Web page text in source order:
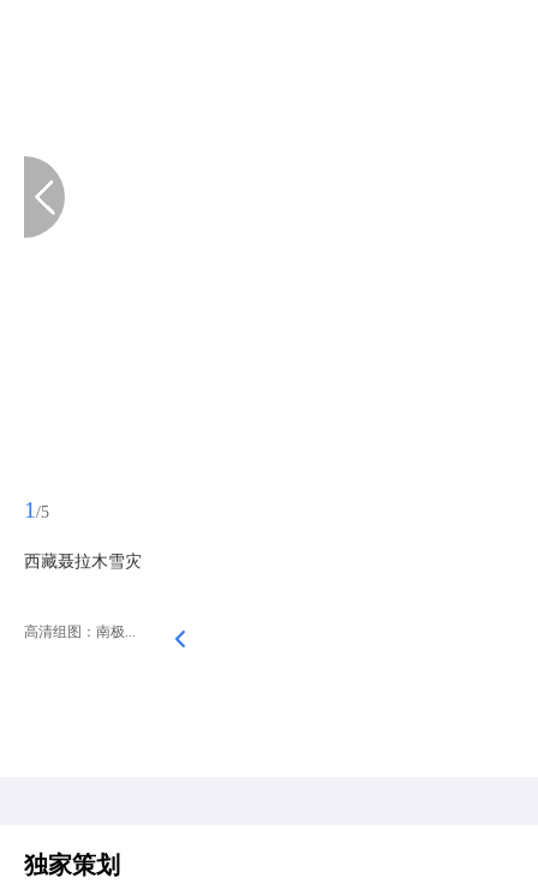
1 /5
西藏聂拉木雪灾
高清组图：南极...
独家策划